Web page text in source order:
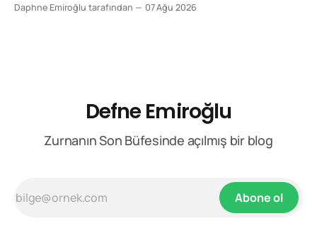
yazıyorum. Bir konuşmayı güçlü yapan şey sesin desibeli,
Daphne Emiroğlu tarafından 07 Ağu 2026
Defne Emiroğlu
Zurnanın Son Büfesinde açılmış bir blog
Abone ol